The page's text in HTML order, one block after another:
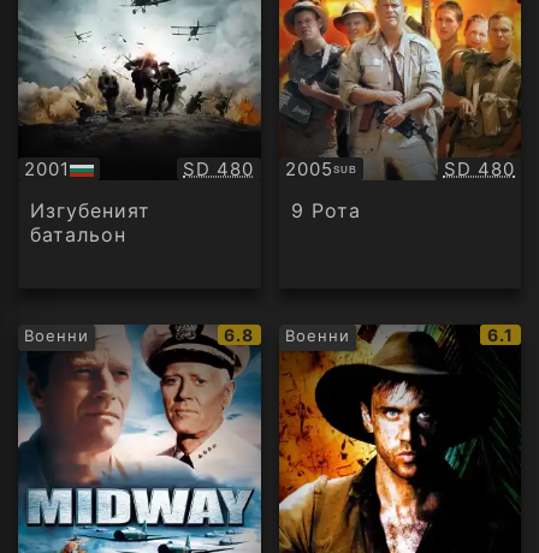
2001
БГ
аудио
Качество:
SD 480
Изгубеният
батальон
2005SUB
Субтитри SD 480
9 Рота
Военни
IMDb
рейтинг:
6.8 Военни
IMDb
6.1